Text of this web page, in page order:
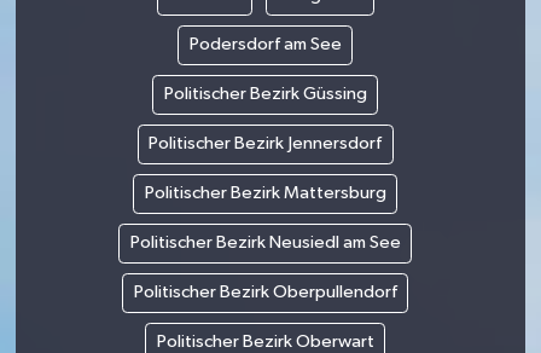
Podersdorf am See
Politischer Bezirk Güssing
Politischer Bezirk Jennersdorf
Politischer Bezirk Mattersburg
Politischer Bezirk Neusiedl am See
Politischer Bezirk Oberpullendorf
Politischer Bezirk Oberwart